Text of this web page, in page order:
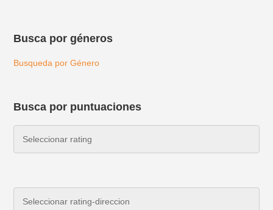
Busca por géneros
Busqueda por Género
Busca por puntuaciones